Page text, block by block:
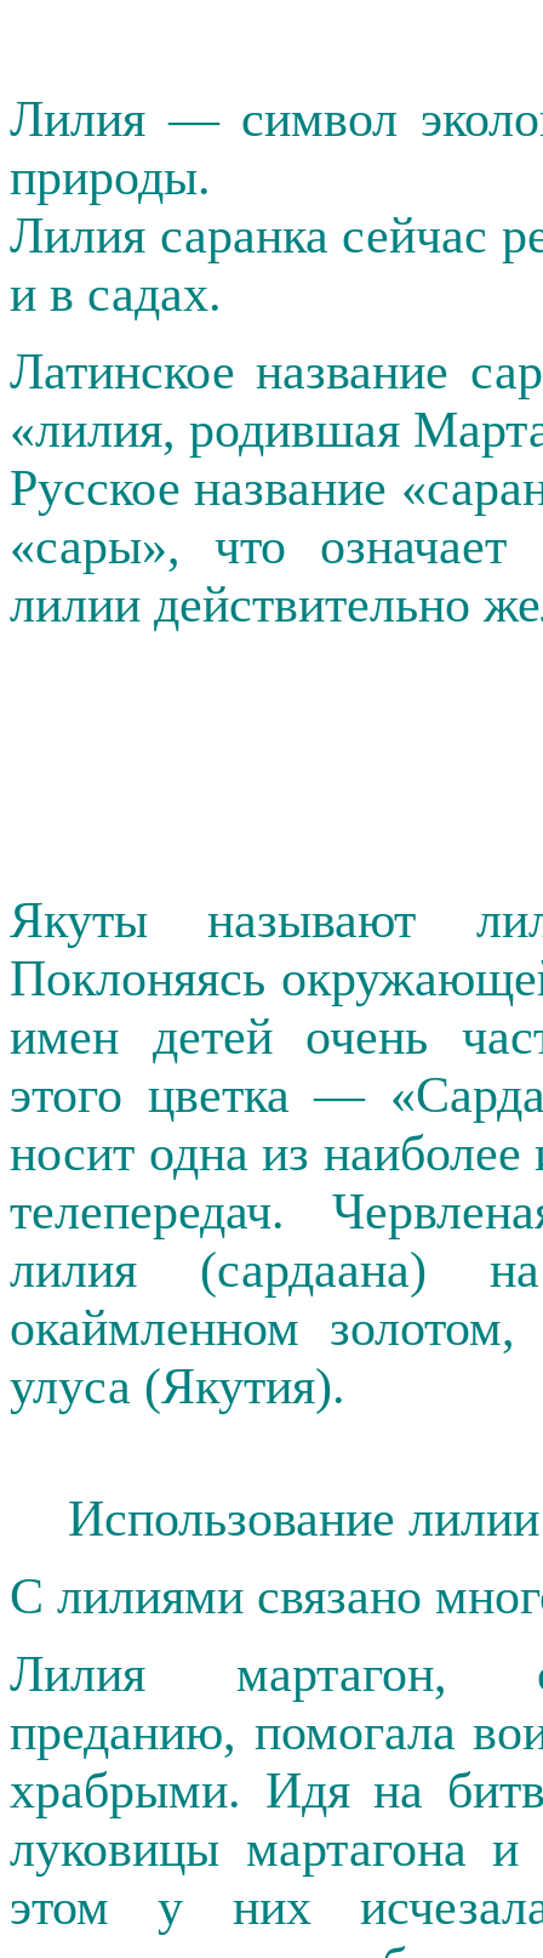
Лилия — символ
природы.
Лилия саранка сейчас
и в садах.
Латинское название
«лилия, родившая
Русское название
«сары», что
лилии действительно
Якуты называют
Поклоняясь
имен детей очень
этого цветка —
носит одна из
телепередач.
лилия (сардаана)
окаймленном
улуса (Якутия).
Использование
С лилиями связано
Лилия мартагон,
преданию, помогала
храбрыми. Идя на
луковицы мартагона
этом у них